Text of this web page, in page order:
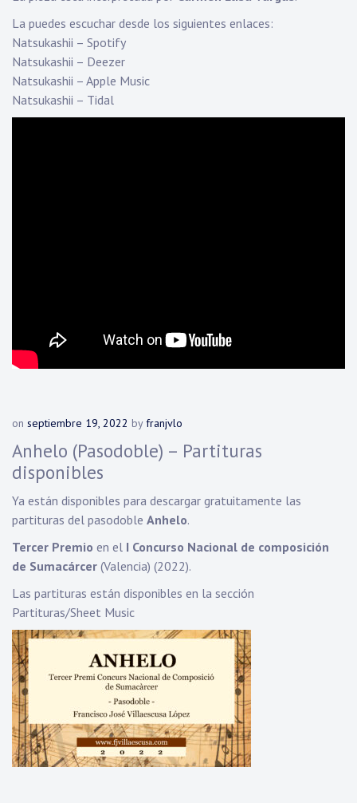
La puedes escuchar desde los siguientes enlaces:
Natsukashii – Spotify
Natsukashii – Deezer
Natsukashii – Apple Music
Natsukashii – Tidal
on septiembre 19, 2022 byfranjvlo
Anhelo (Pasodoble) – Partituras
disponibles
Ya están disponibles para descargar gratuitamente las
partituras del pasodoble Anhelo.
Tercer Premio en el I Concurso Nacional de composición
de Sumacárcer (Valencia) (2022).
Las partituras están disponibles en la sección
Partituras/Sheet Music